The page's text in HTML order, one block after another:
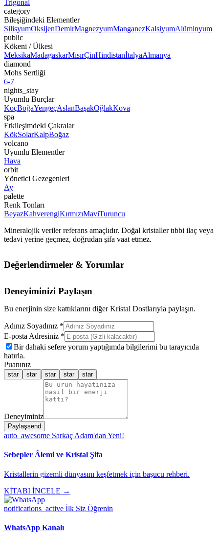
Trigonal
category
Bileşiğindeki Elementler
SilisyumOksijenDemirMagnezyumManganezKalsiyumAlüminyum
public
Kökeni / Ülkesi
MeksikaMadagaskarMısırÇinHindistanİtalyaAlmanya
diamond
Mohs Sertliği
6-7
nights_stay
Uyumlu Burçlar
KoçBoğaYengeçAslanBaşakOğlakKova
spa
Etkileşimdeki Çakralar
KökSolarKalpBoğaz
volcano
Uyumlu Elementler
Hava
orbit
Yönetici Gezegenleri
Ay
palette
Renk Tonları
BeyazKahverengiKırmızıMaviTuruncu
Mineralojik veriler referans amaçlıdır. Doğal kristaller tıbbi ilaç veya
tedavi yerine geçmez, doğrudan şifa vaat etmez.
Değerlendirmeler & Yorumlar
Deneyiminizi Paylaşın
Bu enerjinin size kattıklarını diğer Kristal Dostlarıyla paylaşın.
Adınız Soyadınız *
E-posta Adresiniz *
Bir dahaki sefere yorum yaptığımda bilgilerimi bu tarayıcıda
hatırla.
Puanınız
star star star star star
Deneyiminiz
Paylaşsend
auto_awesome Sarkaç Adam'dan Yeni!
Sebepler Âlemi ve Kristal Şifa
Kristallerin gizemli dünyasını keşfetmek için başucu rehberi.
KİTABI İNCELE →
notifications_active İlk Siz Öğrenin
WhatsApp Kanalı